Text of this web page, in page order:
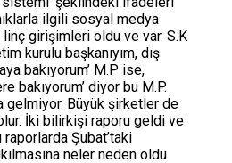
ilgili sosyal medya
girişimleri oldu ve var. S.K
kurulu başkanıyım, dış
bakıyorum’ M.P ise,
bakıyorum’ diyor bu M.P.
gelmiyor. Büyük şirketler de
İki bilirkişi raporu geldi ve
raporlarda Şubat’taki
neler neden oldu